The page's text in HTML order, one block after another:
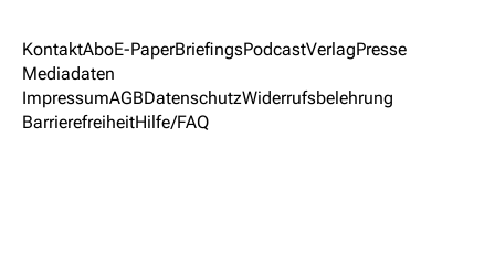
KontaktAboE-PaperBriefingsPodcastVerlagPresse
Mediadaten
ImpressumAGBDatenschutzWiderrufsbelehrung
BarrierefreiheitHilfe/FAQ